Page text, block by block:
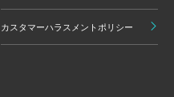
カスタマーハラスメントポリシー